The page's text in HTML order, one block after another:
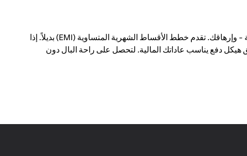
يمكن أن يؤدي الدفع مقابل عمليات شراء كبيرة في معاملة واحدة إلى إحداث فجوة في ميزانيتك الشهرية - وإرهاقك. تقدم خطط الأقساط الشهرية المتساوية (EMI) بديلاً. إذا
دفع يناسب عاداتك المالية. لتحصل على راحة البال دون